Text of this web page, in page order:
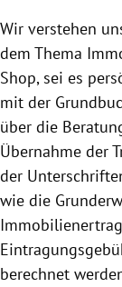
Wir verstehen
dem Thema
Shop, sei es
mit der
über die
Übernahme der
der
wie die
berechnet